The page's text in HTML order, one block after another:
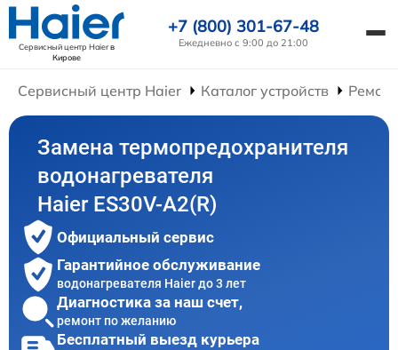
Сервисный центр Haierв
Кирове
+7 (800) 301-67-48
Ежедневно с 9:00 до 21:00
Сервисный центр Haier Каталог устройств
Замена термопредохранителя
водонагревателя
Haier ES30V-A2(R)
Официальный сервис
Гарантийное обслуживание
водонагревателя Haier до 3 лет
Диагностика за наш счет,
ремонт по желанию
Бесплатный выезд курьера